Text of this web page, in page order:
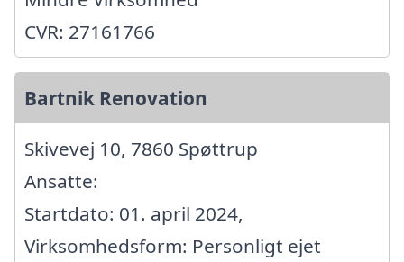
CVR: 27161766
Bartnik Renovation
Skivevej 10, 7860 Spøttrup
Ansatte:
Startdato: 01. april 2024,
Virksomhedsform: Personligt ejet